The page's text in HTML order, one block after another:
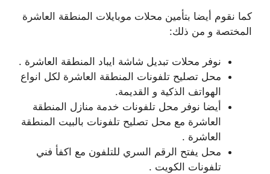
كما نقوم أيضا بتأمين محلات موبايلات المنطقة العاشرة
المختصة و من ذلك:
نوفر محلات تبديل شاشة ايباد المنطقة العاشرة .
محل تصليح تلفونات المنطقة العاشرة لكل انواع
الهواتف الذكية و القديمة.
أيضا نوفر محل تلفونات خدمة منازل المنطقة
العاشرة مع محل تصليح تلفونات بالبيت المنطقة
العاشرة .
محل يفتح الرقم السري للتلفون مع اكفأ فني
تلفونات الكويت .